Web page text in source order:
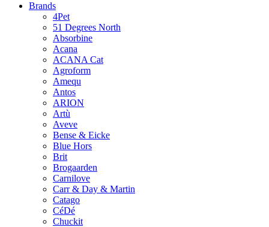
Brands
4Pet
51 Degrees North
Absorbine
Acana
ACANA Cat
Agroform
Amequ
Antos
ARION
Artù
Aveve
Bense & Eicke
Blue Hors
Brit
Brogaarden
Carnilove
Carr & Day & Martin
Catago
CéDé
Chuckit